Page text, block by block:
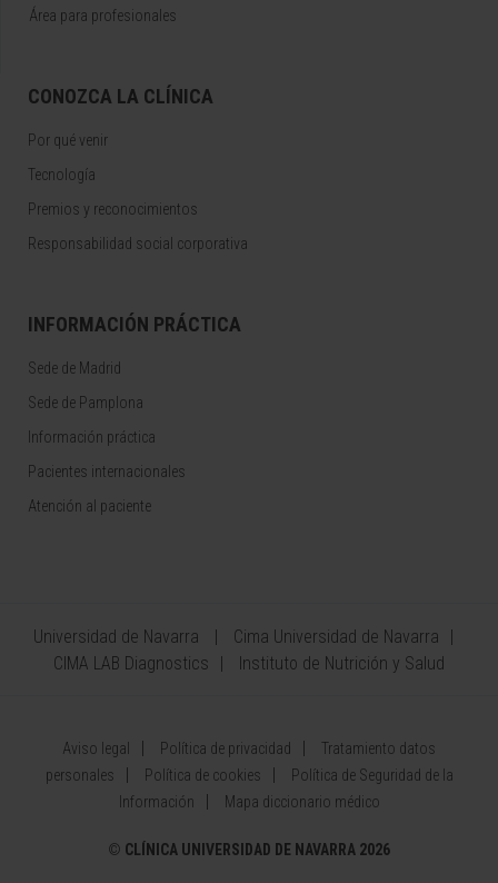
Área para profesionales
CONOZCA LA CLÍNICA
Por qué venir
Tecnología
Premios y reconocimientos
Responsabilidad social corporativa
INFORMACIÓN PRÁCTICA
Sede de Madrid
Sede de Pamplona
Información práctica
Pacientes internacionales
Atención al paciente
Universidad de Navarra
Cima Universidad de Navarra
CIMA LAB Diagnostics
Instituto de Nutrición y Salud
Aviso legal Política de privacidad
Tratamiento datos
personales
Política de cookies
Política de Seguridad de la
Información
Mapa diccionario médico
© CLÍNICA UNIVERSIDAD DE NAVARRA 2026